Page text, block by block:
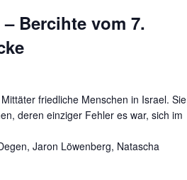
Bercihte vom 7.
friedliche Menschen in Israel. Sie
deren einziger Fehler es war, sich im
Jaron Löwenberg, Natascha